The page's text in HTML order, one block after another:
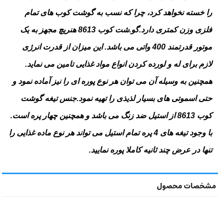
را خسته نخواهد کرد، چرا که نسب به گوشت کوب های تمام
فلزی وزن کمتری دارد. گو.شت کوب 8613 هنریچ مجهز به یک
موتور قدرتمند 400 واتی می باشد. این میزان از قدرت انرژی
لازم برای له و لورده کردن انواع مواد غذایی تامین می نماید.
همچنین به وسیله آن می توان هر نوع پوره ای را نیز آماده نمود و
حتی اسموتی های بسیار لذیذی را تهیه نمود.جنس تیغه گوشت
کوب 8613 از استیل ضد زنگ می باشد و همچنین چهار پره است.
با وجود تیغه های 4 پره تمام استیل می تواند هر نوع ماده غذایی را
تنها در عرض چند ثانیه کاملا پوره نمایید.